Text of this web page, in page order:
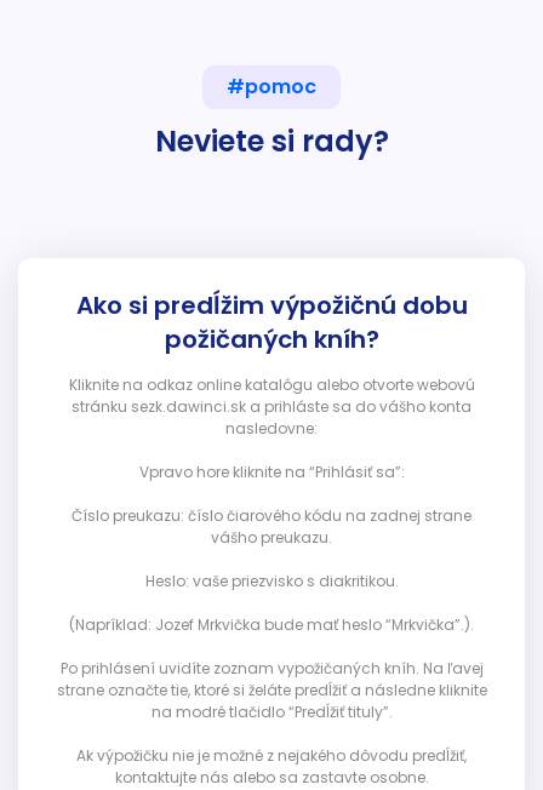
#pomoc
Neviete si rady?
Ako si predĺžim výpožičnú dobu
požičaných kníh?
Kliknite na odkaz online katalógu alebo otvorte webovú
stránku sezk.dawinci.sk a prihláste sa do vášho konta
nasledovne:
Vpravo hore kliknite na “Prihlásiť sa”:
Číslo preukazu: číslo čiarového kódu na zadnej strane
vášho preukazu.
Heslo: vaše priezvisko s diakritikou.
(Napríklad: Jozef Mrkvička bude mať heslo “Mrkvička”.).
Po prihlásení uvidíte zoznam vypožičaných kníh. Na ľavej
strane označte tie, ktoré si želáte predĺžiť a následne kliknite
na modré tlačidlo “Predĺžiť tituly”.
Ak výpožičku nie je možné z nejakého dôvodu predĺžiť,
kontaktujte nás alebo sa zastavte osobne.